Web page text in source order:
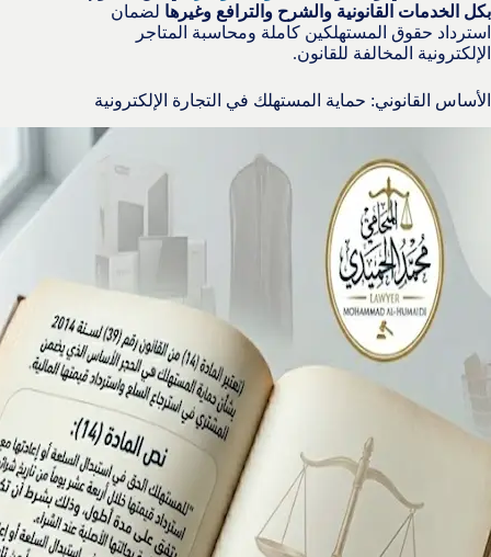
بكل الخدمات القانونية والشرح والترافع وغيرها لضمان
استرداد حقوق المستهلكين كاملة ومحاسبة المتاجر
الإلكترونية المخالفة للقانون.
الأساس القانوني: حماية المستهلك في التجارة الإلكترونية